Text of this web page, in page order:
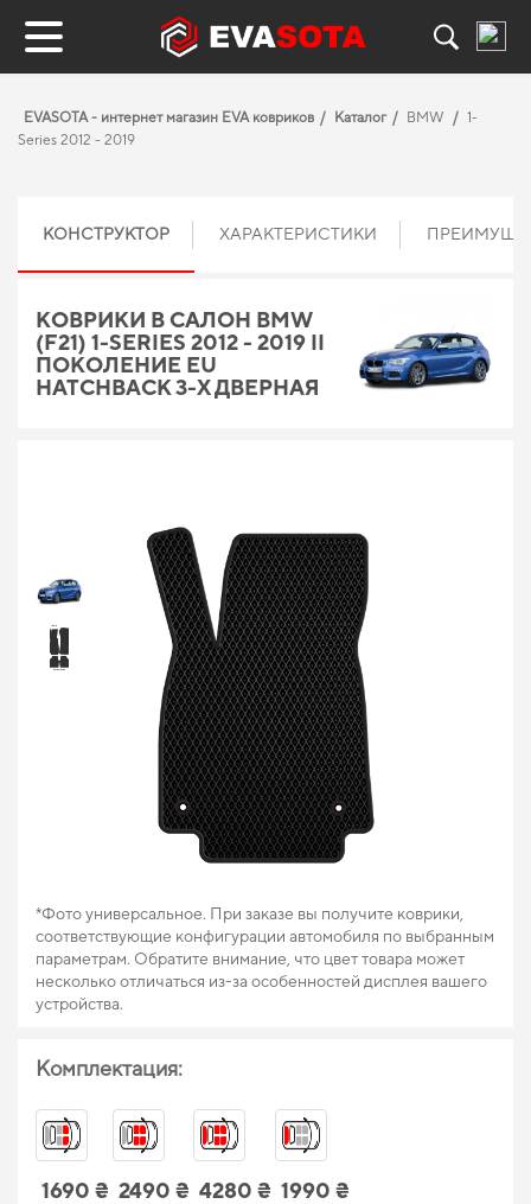
EVASOTA - интернет магазин EVA ковриков Каталог BMW
1-
Series 2012 - 2019
КОНСТРУКТОР ХАРАКТЕРИСТИКИ
КОВРИКИ В САЛОН BMW
(F21) 1-SERIES 2012 - 2019 II
ПОКОЛЕНИЕ EU
HATCHBACK 3-Х ДВЕРНАЯ
*Фото универсальное. При заказе вы получите коврики,
соответствующие конфигурации автомобиля по выбранным
параметрам. Обратите внимание, что цвет товара может
несколько отличаться из-за особенностей дисплея вашего
устройства.
Комплектация:
1690 ₴ 2490 ₴ 4280 ₴ 1990 ₴